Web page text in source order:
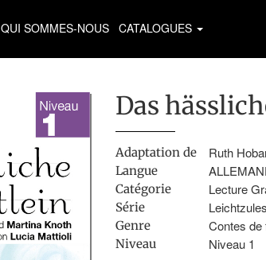
QUI SOMMES-NOUS CATALOGUES
Das
Adaptation de Ruth
Langue
Catégorie Lecture
Série
Genre Contes de
Niveau Niveau 1